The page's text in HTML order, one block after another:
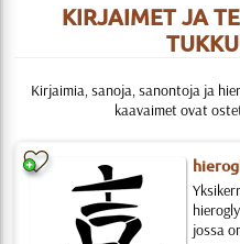
KIRJAIMET JA
Kirjaimia, sanoja, sanontoja ja
kaavaimet ovat
jossa